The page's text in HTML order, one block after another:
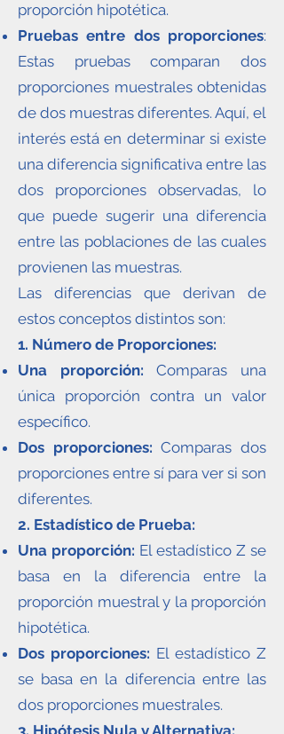
proporción hipotética.
Pruebas entre dos proporciones:
Estas pruebas comparan dos
proporciones muestrales obtenidas
de dos muestras diferentes. Aquí, el
interés está en determinar si existe
una diferencia significativa entre las
dos proporciones observadas, lo
que puede sugerir una diferencia
entre las poblaciones de las cuales
provienen las muestras.
Las diferencias que derivan de
estos conceptos distintos son:
1. Número de Proporciones:
Una proporción: Comparas una
única proporción contra un valor
específico.
Dos proporciones: Comparas dos
proporciones entre sí para ver si son
diferentes.
2. Estadístico de Prueba:
Una proporción: El estadístico Z se
basa en la diferencia entre la
proporción muestral y la proporción
hipotética.
Dos proporciones: El estadístico Z
se basa en la diferencia entre las
dos proporciones muestrales.
3. Hipótesis Nula y Alternativa: